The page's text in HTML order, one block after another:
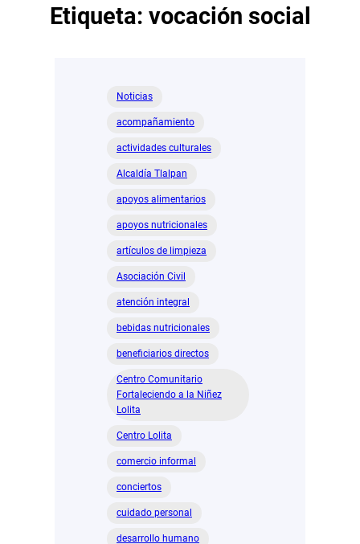
Etiqueta: vocación social
Noticias
acompañamiento
actividades culturales
Alcaldía Tlalpan
apoyos alimentarios
apoyos nutricionales
artículos de limpieza
Asociación Civil
atención integral
bebidas nutricionales
beneficiarios directos
Centro Comunitario
Fortaleciendo a la Niñez
Lolita
Centro Lolita
comercio informal
conciertos
cuidado personal
desarrollo humano